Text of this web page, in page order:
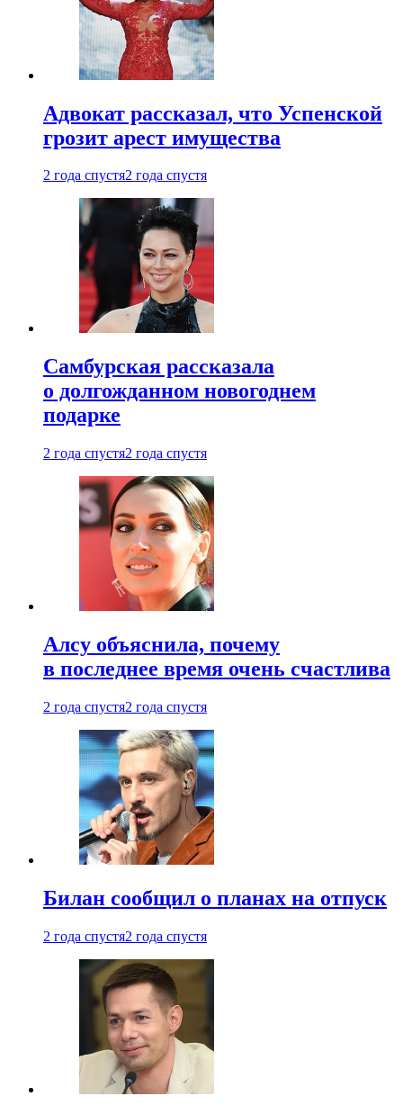
Адвокат рассказал, что Успенской
грозит арест имущества
2 года спустя2 года спустя
Самбурская рассказала
о долгожданном новогоднем
подарке
2 года спустя2 года спустя
Алсу объяснила, почему
в последнее время очень счастлива
2 года спустя2 года спустя
Билан сообщил о планах на отпуск
2 года спустя2 года спустя